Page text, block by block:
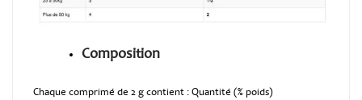
Composition
Chaque comprimé de 2 g contient : Quantité (% poids)